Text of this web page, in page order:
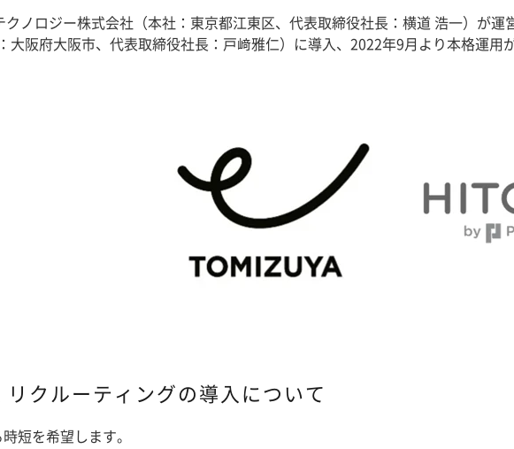
クノロジー株式会社（本社：東京都江東区、代表取締役社長：横道 浩一）が運
大阪府大阪市、代表取締役社長：戸﨑雅仁）に導入、 2022年9月より本格運用
クルーティングの導入について
短を希望します。